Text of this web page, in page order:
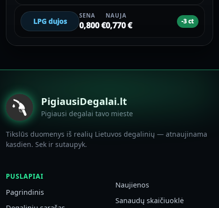
LPG dujos
SENA
0,800 €
NAUJA
0,770 € -3 ct
PigiausiDegalai.lt
Pigiausi degalai tavo mieste
Tikslūs duomenys iš realių Lietuvos degalinių — atnaujinama
kasdien. Sek ir sutaupyk.
PUSLAPIAI
Pagrindinis
Naujienos
Sanaudų skaičiuoklė